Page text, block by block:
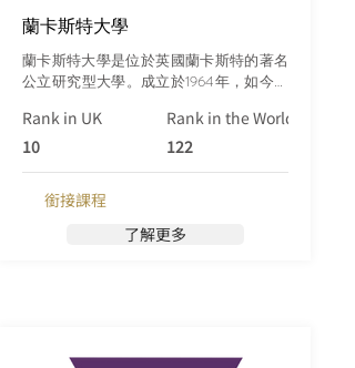
蘭卡斯特大學
蘭卡斯特大學是位於英國蘭卡斯特的著名
公立研究型大學。成立於1964年，如今已
該大學以其強調研究、卓越教學和充滿活
力的校園生活而聞名。
Rank in UK
Rank in the World (Qs)
10
122
銜接課程
了解更多